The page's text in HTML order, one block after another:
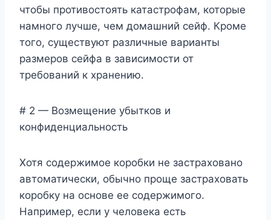
чтобы противостоять катастрофам, которые
намного лучше, чем домашний сейф. Кроме
того, существуют различные варианты
размеров сейфа в зависимости от
требований к хранению.
# 2 — Возмещение убытков и
конфиденциальность
Хотя содержимое коробки не застраховано
автоматически, обычно проще застраховать
коробку на основе ее содержимого.
Например, если у человека есть